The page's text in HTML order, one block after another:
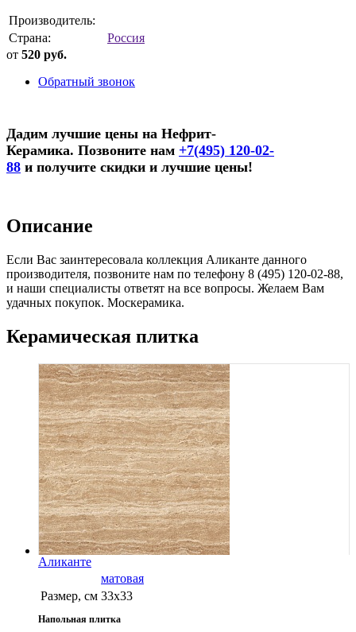
Производитель:
Страна:
Россия
от 520 руб.
Обратный звонок
Дадим лучшие цены на Нефрит-
Керамика. Позвоните нам +7(495) 120-02-
88 и получите скидки и лучшие цены!
Описание
Если Вас заинтересовала коллекция Аликанте данного
производителя, позвоните нам по телефону 8 (495) 120-02-88,
и наши специалисты ответят на все вопросы. Желаем Вам
удачных покупок. Москерамика.
Керамическая плитка
Аликанте
матовая
Размер, см 33х33
Напольная плитка